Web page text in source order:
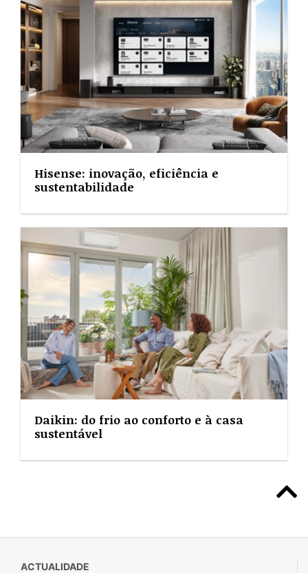
Hisense: inovação, eficiência e
sustentabilidade
Daikin: do frio ao conforto e à casa
sustentável
ACTUALIDADE